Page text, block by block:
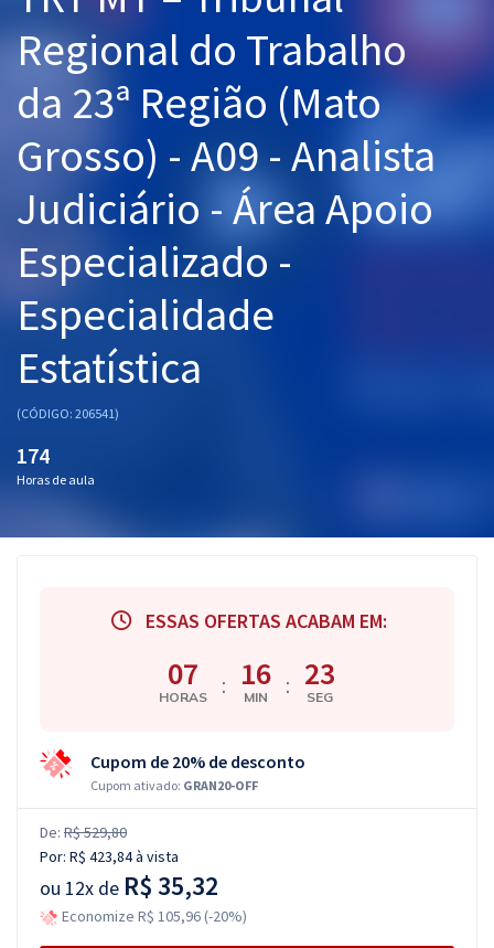
Graduação
Mentorias
Questões grátis
Conteúdo gratuito
Blog
Aprovados
Atendimento
Regional do Trabalho
da 23ª Região (Mato
Grosso) - A09 - Analista
Judiciário - Área Apoio
Especializado -
Especialidade
Estatística
(CÓDIGO: 206541)
174
Horas de aula
ESSAS OFERTAS ACABAM EM:
07
HORAS : 16
MIN : 22
SEG
Cupom de 20% de desconto
Cupom ativado: GRAN20-OFF
De: R$ 529,80
Por: R$ 423,84à vista
ou 12x de R$ 35,32
Economize R$ 105,96 (-20%)